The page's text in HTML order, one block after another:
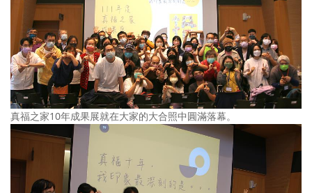
真福之家10年成果展就在大家的大合照中圓滿落幕。